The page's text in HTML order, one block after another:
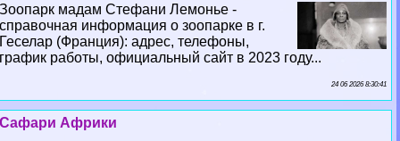
Зоопарк мадам Стефани Лемонье -
справочная информация о зоопарке в г.
Геселар (Франция): адрес, телефоны,
график работы, официальный сайт в 2023 году...
24 06 2026 8:30:41
Сафари Африки